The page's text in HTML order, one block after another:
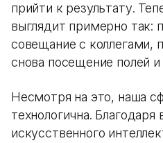
прийти к результату.
выглядит примерно так:
совещание с коллегами,
снова посещение полей
Несмотря на это, наша
технологична.
искусственного